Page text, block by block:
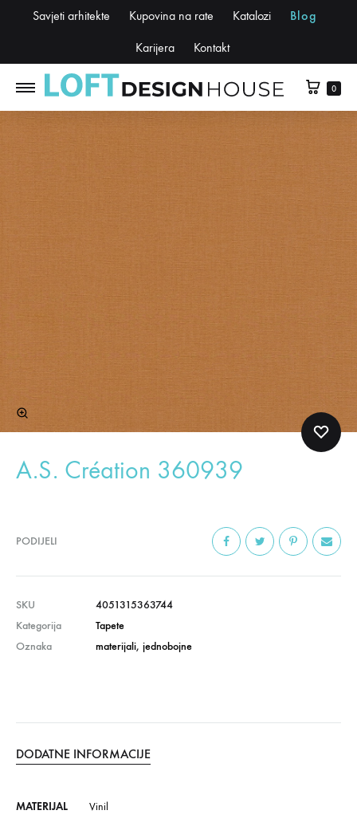
Savjeti arhitekte Kupovina na rate Katalozi Blog
Karijera Kontakt
0
A.S. Création 360939
PODIJELI
SKU
4051315363744
Kategorija
Tapete
Oznaka
materijali, jednobojne
DODATNE INFORMACIJE
MATERIJAL Vinil